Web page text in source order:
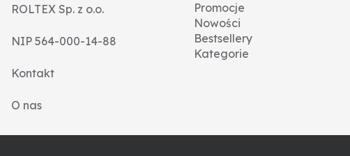
ROLTEX Sp. z o.o.
NIP 564-000-14-88
Kontakt
O nas
Promocje
Nowości
Bestsellery
Kategorie